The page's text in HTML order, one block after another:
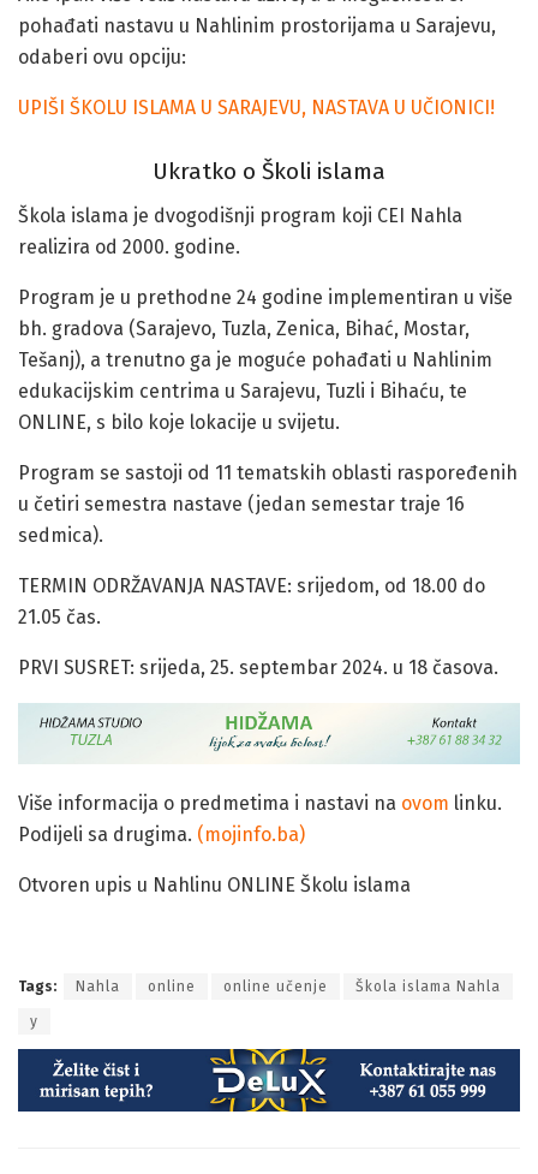
pohađati nastavu u Nahlinim prostorijama u Sarajevu,
odaberi ovu opciju:
UPIŠI ŠKOLU ISLAMA U SARAJEVU, NASTAVA U UČIONICI!
Ukratko o Školi islama
Škola islama je dvogodišnji program koji CEI Nahla
realizira od 2000. godine.
Program je u prethodne 24 godine implementiran u više
bh. gradova (Sarajevo, Tuzla, Zenica, Bihać, Mostar,
Tešanj), a trenutno ga je moguće pohađati u Nahlinim
edukacijskim centrima u Sarajevu, Tuzli i Bihaću, te
ONLINE, s bilo koje lokacije u svijetu.
Program se sastoji od 11 tematskih oblasti raspoređenih
u četiri semestra nastave (jedan semestar traje 16
sedmica).
TERMIN ODRŽAVANJA NASTAVE: srijedom, od 18.00 do
21.05 čas.
PRVI SUSRET: srijeda, 25. septembar 2024. u 18 časova.
Više informacija o predmetima i nastavi na ovom linku.
Podijeli sa drugima. (mojinfo.ba)
Otvoren upis u Nahlinu ONLINE Školu islama
Tags: Nahla online online učenje Škola islama Nahla
y